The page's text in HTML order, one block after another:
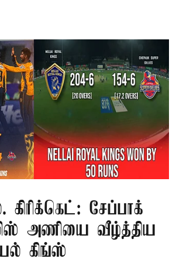
கிரிக்கெட்: சேப்பாக்
அணியை வீழ்த்திய
கிங்ஸ்